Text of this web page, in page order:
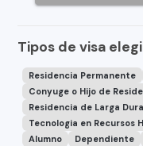
Tipos de visa
Residencia Permanente
Conyuge o Hijo de
Residencia de Larga
Tecnologia en Recursos
Alumno
Dependiente